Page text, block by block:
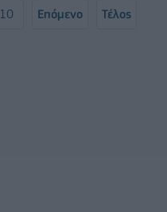
10 Επόμενο Τέλος